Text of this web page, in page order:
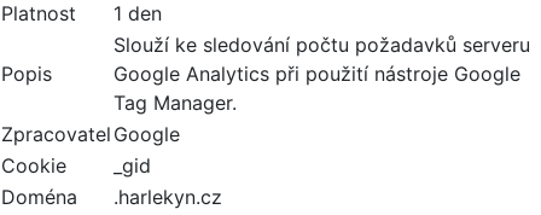
Platnost
1 den
Popis
Slouží ke sledování počtu požadavků serveru
Google Analytics při použití nástroje Google
Tag Manager.
Zpracovatel Google
Cookie
_gid
Doména
.harlekyn.cz